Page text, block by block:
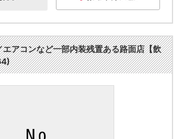
アコンなど一部内装残置ある路面店【飲